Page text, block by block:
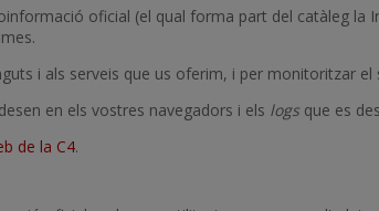
oficial (el qual forma part del catàleg la
i als serveis que us oferim, i per monitoritzar el
en els vostres navegadors i els logs que es
de la C4.